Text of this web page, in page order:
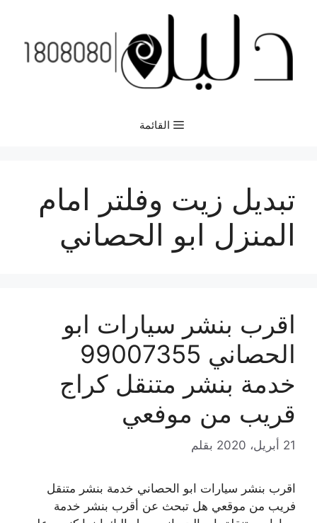
المحتوى
القائمة
تبديل زيت وفلتر امام
المنزل ابو الحصاني
اقرب بنشر سيارات ابو
الحصاني 99007355
خدمة بنشر متنقل كراج
قريب من موفعي
21 أبريل، 2020 بقلم
اقرب بنشر سيارات ابو الحصاني خدمة بنشر متنقل
فريب من موقعي هل تبحث عن أقرب بنشر خدمة